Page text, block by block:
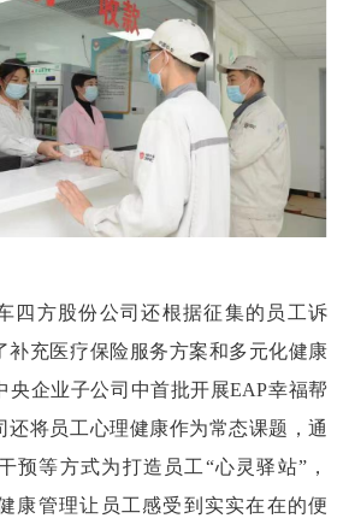
四方股份公司还根据征集的员工诉
补充医疗保险服务方案和多元化健康
央企业子公司中首批开展EAP幸福帮
还将员工心理健康作为常态课题，通
预等方式为打造员工“心灵驿站”，
康管理让员工感受到实实在在的便